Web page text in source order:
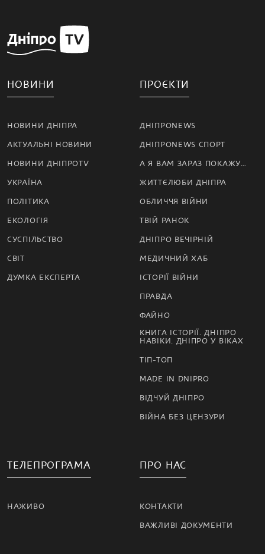
НОВИНИ
НОВИНИ ДНІПРА
АКТУАЛЬНІ НОВИНИ
НОВИНИ ДНІПРОTV
УКРАЇНА
ПОЛІТИКА
ЕКОЛОГІЯ
СУСПІЛЬСТВО
СВІТ
ДУМКА ЕКСПЕРТА
ПРОЄКТИ
ДНІПРОNEWS
ДНІПРОNEWS СПОРТ
А Я ВАМ ЗАРАЗ ПОКАЖУ…
ЖИТТЄЛЮБИ ДНІПРА
ОБЛИЧЧЯ ВІЙНИ
ТВІЙ РАНОК
ДНІПРО ВЕЧІРНІЙ
МЕДИЧНИЙ ХАБ
ІСТОРІЇ ВІЙНИ
ПРАВДА
ФАЙНО
КНИГА ІСТОРІЇ. ДНІПРО
НАВІКИ. ДНІПРО У ВІКАХ
ТІП-ТОП
MADE IN DNIPRO
ВІДЧУЙ ДНІПРО
ВІЙНА БЕЗ ЦЕНЗУРИ
ТЕЛЕПРОГРАМА
НАЖИВО
ПРО НАС
КОНТАКТИ
ВАЖЛИВІ ДОКУМЕНТИ